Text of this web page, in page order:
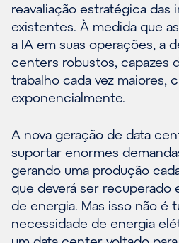
reavaliação estratégica das
existentes. À medida que
a IA em suas operações, a
centers robustos, capazes
trabalho cada vez maiores,
exponencialmente.
A nova geração de data
suportar enormes
gerando uma produção
que deverá ser recuperado
de energia. Mas isso não é
necessidade de energia